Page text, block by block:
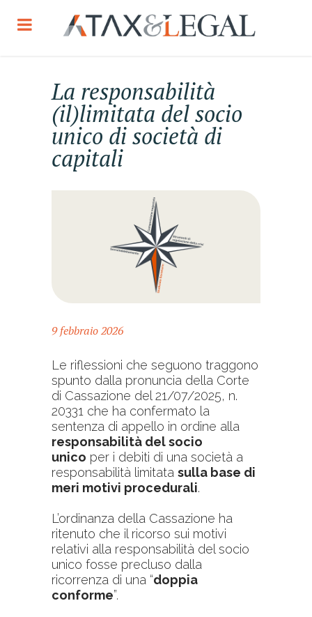
La responsabilità
(il)limitata del socio
unico di società di
capitali
9 febbraio 2026
Le riflessioni che seguono traggono
spunto dalla pronuncia della Corte
di Cassazione del 21/07/2025, n.
20331 che ha confermato la
sentenza di appello in ordine alla
responsabilità del socio
unico per i debiti di una società a
responsabilità limitata sulla base di
meri motivi procedurali.
L’ordinanza della Cassazione ha
ritenuto che il ricorso sui motivi
relativi alla responsabilità del socio
unico fosse precluso dalla
ricorrenza di una “doppia
conforme”.